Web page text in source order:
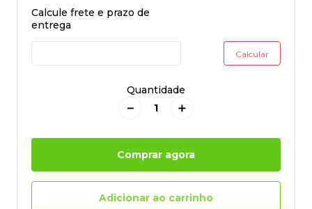
Quantidade
＋
－
Comprar agora
Adicionar ao carrinho